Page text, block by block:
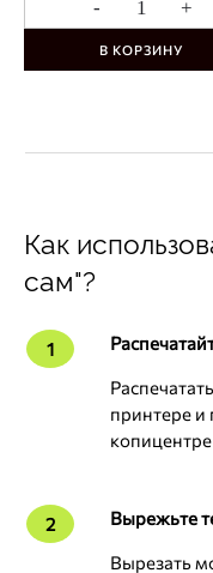
- +
В КОРЗИНУ
Как
сам"?
1
принтере
копицентре
2 Вырежьте
Вырезать